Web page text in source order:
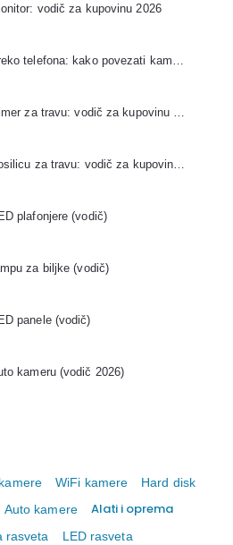
vodič za kupovinu 2026
plafonjere (vodič)
za biljke (vodič)
panele (vodič)
kameru (vodič 2026)
WiFi kamere
Hard disk
Auto kamere Alati i oprema
rasveta
LED rasveta